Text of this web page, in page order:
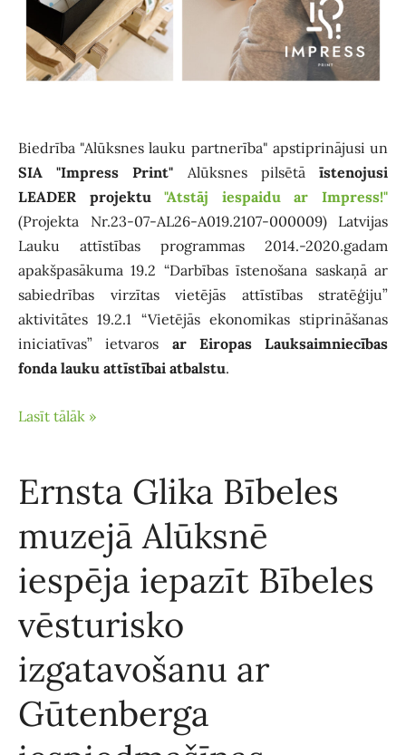
Biedrība "Alūksnes lauku partnerība" apstiprinājusi un
SIA "Impress Print" Alūksnes pilsētāīstenojusi
LEADER projektu"Atstāj iespaidu ar Impress!"
(Projekta Nr.23-07-AL26-A019.2107-000009) Latvijas
Lauku attīstības programmas 2014.-2020.gadam
apakšpasākuma 19.2 “Darbības īstenošana saskaņā ar
sabiedrības virzītas vietējās attīstības stratēģiju”
aktivitātes 19.2.1 “Vietējās ekonomikas stiprināšanas
iniciatīvas” ietvaros ar Eiropas Lauksaimniecības
fonda lauku attīstībai atbalstu.
Lasīt tālāk »
Ernsta Glika Bībeles
muzejā Alūksnē
iespēja iepazīt Bībeles
vēsturisko
izgatavošanu ar
Gūtenberga